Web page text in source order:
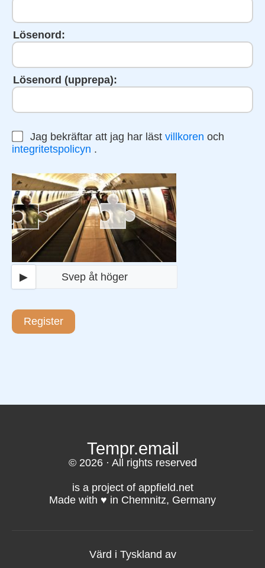
Lösenord:
Lösenord (upprepa):
Jag bekräftar att jag har läst villkoren och
integritetspolicyn .
▶ Svep åt höger
Register
Tempr.email
© 2026 · All rights reserved
is a project of appfield.net
Made with ♥️ in Chemnitz, Germany
Värd i Tyskland av